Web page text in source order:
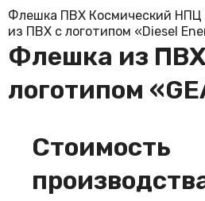
Флешка ПВХ Космический НПЦ
из ПВХ с логотипом «Diesel
Флешка из
логотипом
Стоимость